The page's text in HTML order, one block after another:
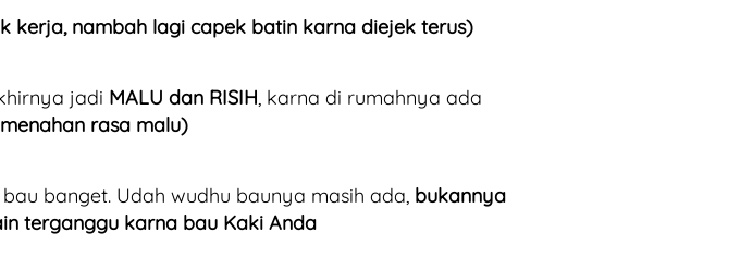
kerja, nambah lagi capek batin karna diejek terus)
jadi MALU dan RISIH, karna di rumahnya ada
rasa malu)
banget. Udah wudhu baunya masih ada, bukannya
terganggu karna bau Kaki Anda